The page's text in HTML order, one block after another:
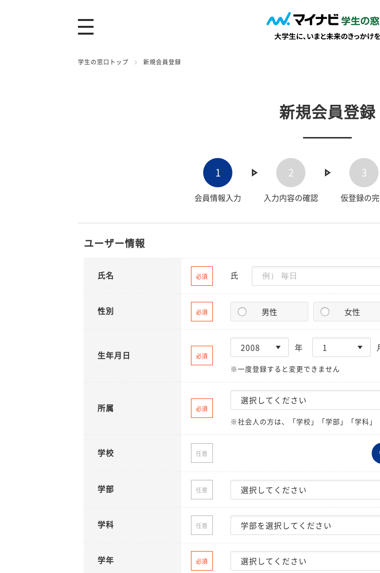
学生の窓口トップ 新規会員登録
新規会員登録
1
会員情報入力
2
入力内容の確認
3
仮登録の完
ユーザー情報
氏名 必須 氏
性別 必須 男性 女性
生年月日 必須
年
※一度登録すると変更できません
所属 必須
※社会人の方は、「学校」「学部」「学科」
学校 任意
学部 任意
学科 任意
学年 必須